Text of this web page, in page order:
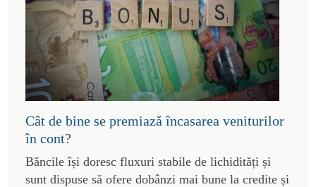
Cât de bine se premiază încasarea veniturilor
în cont?
Băncile își doresc fluxuri stabile de lichidități și
sunt dispuse să ofere dobânzi mai bune la credite și